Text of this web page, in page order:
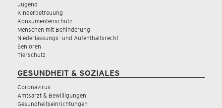
Jugend
Kinderbetreuung
Konsumentenschutz
Menschen mit Behinderung
Niederlassungs- und Aufenthaltsrecht
Senioren
Tierschutz
GESUNDHEIT & SOZIALES
Coronavirus
Amtsarzt & Bewilligungen
Gesundheitseinrichtungen